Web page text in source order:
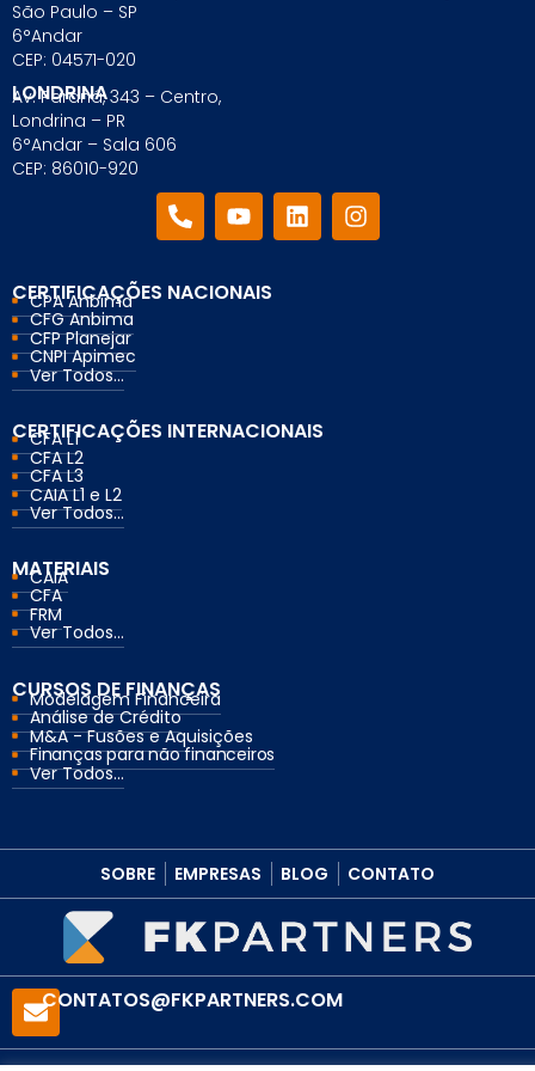
Para empresas
PORTAL EAD
São Paulo – SP
6°Andar
CEP: 04571-020
LONDRINA
Av. Paraná, 343 – Centro,
Londrina – PR
6°Andar – Sala 606
CEP: 86010-920
CERTIFICAÇÕES NACIONAIS
CPA Anbima
CFG Anbima
CFP Planejar
CNPI Apimec
Ver Todos...
CERTIFICAÇÕES INTERNACIONAIS
CFA L1
CFA L2
CFA L3
CAIA L1 e L2
Ver Todos...
MATERIAIS
CAIA
CFA
FRM
Ver Todos...
CURSOS DE FINANÇAS
Modelagem Financeira
Análise de Crédito
M&A - Fusões e Aquisições
Finanças para não financeiros
Ver Todos...
SOBRE EMPRESAS BLOG CONTATO
CONTATOS@FKPARTNERS.COM